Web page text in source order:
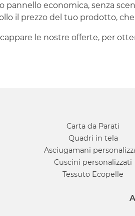
economica, senza
il prezzo del tuo prodotto, che
le nostre offerte, per
Carta da Parati
Quadri in tela
Asciugamani
Cuscini personalizzati
Tessuto Ecopelle